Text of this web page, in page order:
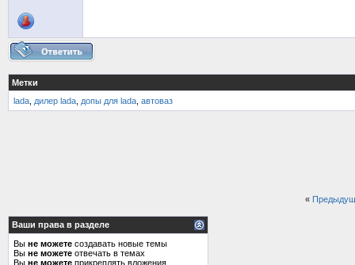
Метки
lada дилер lada допы для lada автоваз
«
Ваши права в разделе
Вы не можете создавать новые темы
Вы не можете отвечать в темах
Вы не можете прикреплять вложения